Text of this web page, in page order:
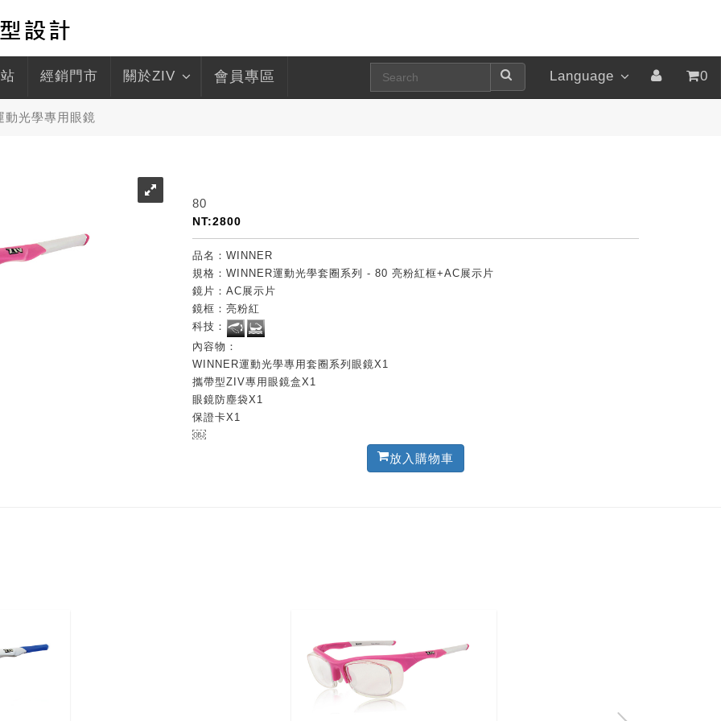
經銷門市 關於ZIV 會員專區 Language 0
動光學專用眼鏡
80
NT:2800
品名：WINNER
規格：WINNER運動光學套圈系列 - 80 亮粉紅框+AC展示片
鏡片：AC展示片
鏡框：亮粉紅
科技：
內容物：
WINNER運動光學專用套圈系列眼鏡X1
攜帶型ZIV專用眼鏡盒X1
眼鏡防塵袋X1
保證卡X1
￼
放入購物車